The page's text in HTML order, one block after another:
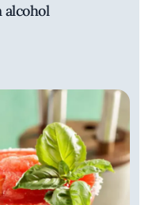
alcohol